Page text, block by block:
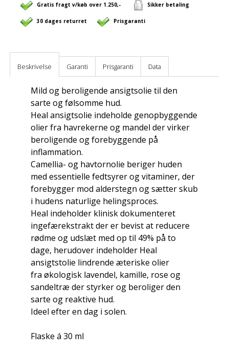
Gratis fragt v/køb over 1.250,- Sikker betaling
30 dages returret Prisgaranti
Beskrivelse Garanti Prisgaranti Data
Mild og beroligende ansigtsolie til den
sarte og følsomme hud.
Heal ansigtsolie indeholde genopbyggende
olier fra havrekerne og mandel der virker
beroligende og forebyggende på
inflammation.
Camellia- og havtornolie beriger huden
med essentielle fedtsyrer og vitaminer, der
forebygger mod alderstegn og sætter skub
i hudens naturlige helingsproces.
Heal indeholder klinisk dokumenteret
ingefærekstrakt der er bevist at reducere
rødme og udslæt med op til 49% på to
dage, herudover indeholder Heal
ansigtstolie lindrende æteriske olier
fra økologisk lavendel, kamille, rose og
sandeltræ der styrker og beroliger den
sarte og reaktive hud.
Ideel efter en dag i solen.
Flaske á 30 ml